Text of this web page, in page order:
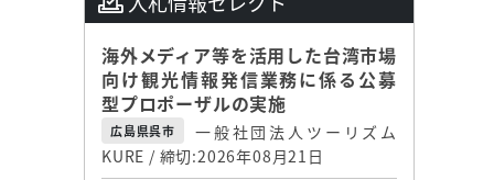
海外メディア等を活用した台湾市場
向け観光情報発信業務に係る公募
型プロポーザルの実施
広島県呉市
一般社団法人ツーリズム
KURE / 締切:2026年08月21日